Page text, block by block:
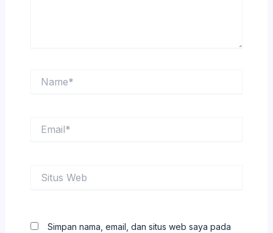
Web
Simpan nama, email, dan situs web saya pada